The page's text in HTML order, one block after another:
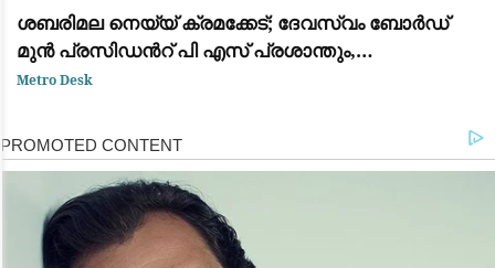
ശബരിമല നെയ്യ് ക്രമക്കേട്; ദേവസ്വം ബോർഡ്
മുൻ പ്രസിഡന്‍റ് പി എസ് പ്രശാന്തും,
അജികുമാറും, മുരാരി ബാബുവും പ്രതി പട്ടികയില്‍
Metro Desk